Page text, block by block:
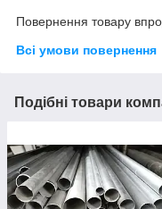
Повернення товару
Всі умови повернення
Подібні товари